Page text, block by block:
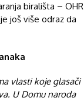
birališta – OHR
još više odraz da
vlasti koje glasači
U Domu naroda